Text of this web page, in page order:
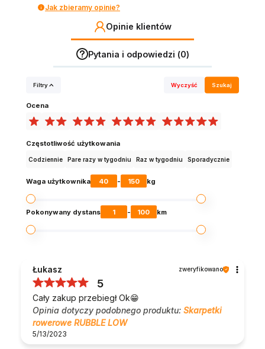
Jak zbieramy opinie?
Opinie klientów
Pytania i odpowiedzi (0)
Filtry Wyczyść Szukaj
Ocena
Częstotliwość użytkowania
Codziennie Pare razy w tygodniu Raz w tygodniu Sporadycznie
Waga użytkownika 40 - 150 kg
Pokonywany dystans 1 - 100 km
Łukasz zweryfikowano
5
Cały zakup przebiegł Ok😁
Opinia dotyczy podobnego produktu: Skarpetki
rowerowe RUBBLE LOW
5/13/2023